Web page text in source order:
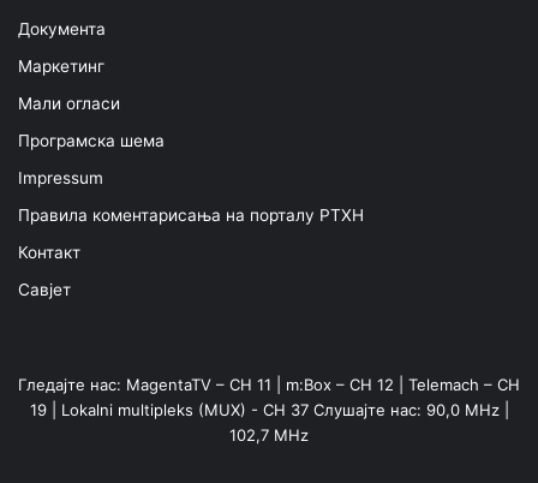
Документа
Маркетинг
Мали огласи
Програмска шема
Impressum
Правила коментарисања на порталу РТХН
Контакт
Савјет
Гледајте нас: MagentaTV – CH 11 | m:Box – CH 12 | Telemach – CH
19 | Lokalni multipleks (MUX) - CH 37 Слушајте нас: 90,0 MHz |
102,7 MHz